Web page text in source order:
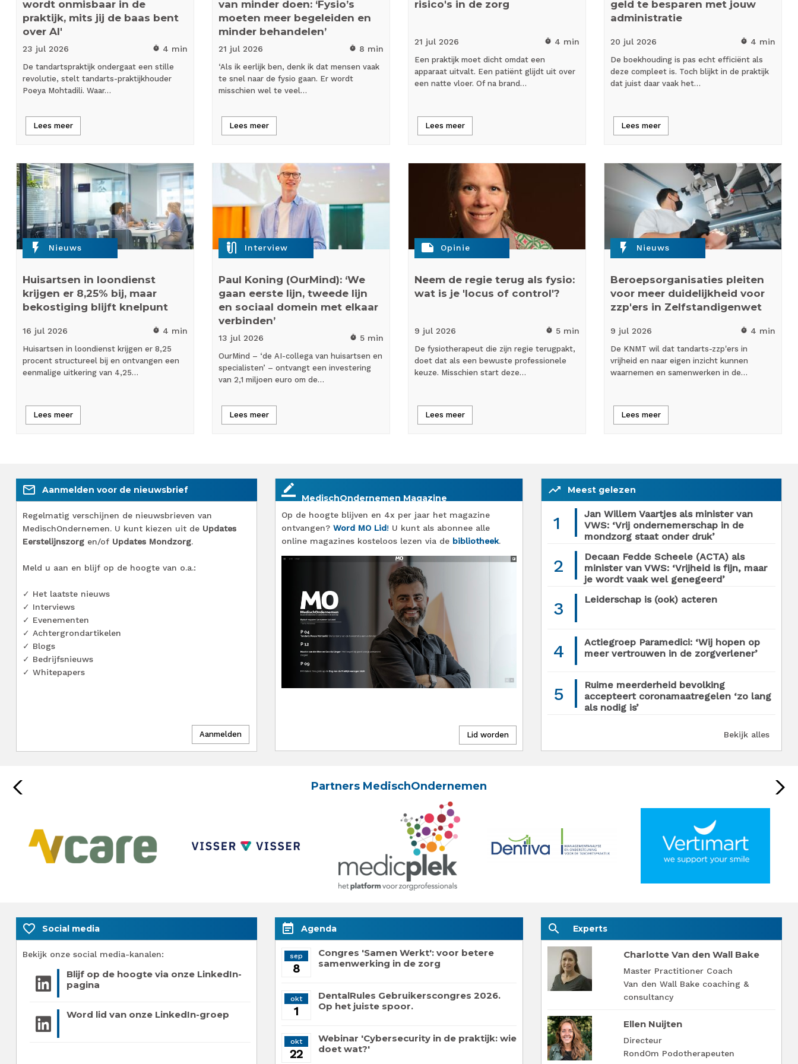
wordt onmisbaar in de
praktijk, mits jij de baas bent
over AI'
23 jul 2026 timer 4 min
De tandartspraktijk ondergaat een stille
revolutie, stelt tandarts-praktijkhouder
Poeya Mohtadili. Waar…
Lees meer
van minder doen: ‘Fysio’s
moeten meer begeleiden en
minder behandelen’
21 jul 2026 timer 8 min
‘Als ik eerlijk ben, denk ik dat mensen vaak
te snel naar de fysio gaan. Er wordt
misschien wel te veel…
Lees meer
risico's in de zorg
21 jul 2026 timer 4 min
Een praktijk moet dicht omdat een
apparaat uitvalt. Een patiënt glijdt uit over
een natte vloer. Of na brand…
Lees meer
geld te besparen met jouw
administratie
20 jul 2026 timer 4 min
De boekhouding is pas echt efficiënt als
deze compleet is. Toch blijkt in de praktijk
dat juist daar vaak het…
Lees meer
flash_on Nieuws
Huisartsen in loondienst
krijgen er 8,25% bij, maar
bekostiging blijft knelpunt
16 jul 2026 timer 4 min
Huisartsen in loondienst krijgen er 8,25
procent structureel bij en ontvangen een
eenmalige uitkering van 4,25…
Lees meer
mic_external_on Interview
Paul Koning (OurMind): ‘We
gaan eerste lijn, tweede lijn
en sociaal domein met elkaar
verbinden’
13 jul 2026 timer 5 min
OurMind – ‘de AI-collega van huisartsen en
specialisten’ – ontvangt een investering
van 2,1 miljoen euro om de…
Lees meer
note Opinie
Neem de regie terug als fysio:
wat is je 'locus of control'?
9 jul 2026 timer 5 min
De fysiotherapeut die zijn regie terugpakt,
doet dat als een bewuste professionele
keuze. Misschien start deze…
Lees meer
flash_on Nieuws
Beroepsorganisaties pleiten
voor meer duidelijkheid voor
zzp'ers in Zelfstandigenwet
9 jul 2026 timer 4 min
De KNMT wil dat tandarts-zzp'ers in
vrijheid en naar eigen inzicht kunnen
waarnemen en samenwerken in de…
Lees meer
mail_outline Aanmelden voor de nieuwsbrief
Regelmatig verschijnen de nieuwsbrieven van
MedischOndernemen. U kunt kiezen uit de Updates
Eerstelijnszorg en/of Updates Mondzorg.
Meld u aan en blijf op de hoogte van o.a.:
✓ Het laatste nieuws
✓ Interviews
✓ Evenementen
✓ Achtergrondartikelen
✓ Blogs
✓ Bedrijfsnieuws
✓ Whitepapers
border_color
MedischOndernemen Magazine
Op de hoogte blijven en 4x per jaar het magazine
ontvangen? Word MO Lid! U kunt als abonnee alle
online magazines kosteloos lezen via de bibliotheek.
trending_up Meest gelezen
1
Jan Willem Vaartjes als minister van
VWS: ‘Vrij ondernemerschap in de
mondzorg staat onder druk’
2
Decaan Fedde Scheele (ACTA) als
minister van VWS: ‘Vrijheid is fijn, maar
je wordt vaak wel genegeerd’
3 Leiderschap is (ook) acteren
4
Actiegroep Paramedici: ‘Wij hopen op
meer vertrouwen in de zorgverlener’
5
Ruime meerderheid bevolking
accepteert coronamaatregelen ‘zo lang
als nodig is’
Bekijk alles
Partners MedischOndernemen
favorite_border Social media
Bekijk onze social media-kanalen:
Blijf op de hoogte via onze LinkedIn-
pagina
Word lid van onze LinkedIn-groep
event_note Agenda
sep
8
Congres 'Samen Werkt': voor betere
samenwerking in de zorg
okt
1
DentalRules Gebruikerscongres 2026.
Op het juiste spoor.
okt
22
Webinar 'Cybersecurity in de praktijk: wie
doet wat?'
search Experts
Charlotte Van den Wall Bake
Master Practitioner Coach
Van den Wall Bake coaching &
consultancy
Ellen Nuijten
Directeur
RondOm Podotherapeuten